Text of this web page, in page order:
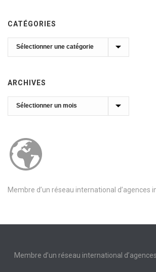
CATÉGORIES
Catégories
ARCHIVES
Archives
Membre d’un réseau international d’agences
Membre d’un réseau international